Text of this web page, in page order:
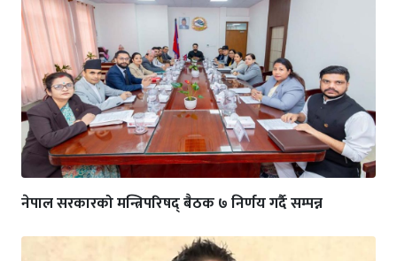
नेपाल सरकारको मन्त्रिपरिषद् बैठक ७ निर्णय गर्दै सम्पन्न